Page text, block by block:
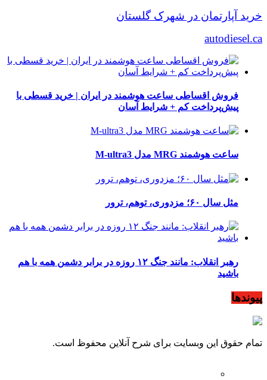
خرید آپارتمان در شهرک گلستان
autodiesel.ca
فروش اقساطی ساعت هوشمند در ایران | خرید قسطی با
پیش‌پرداخت کم + شرایط آسان
ساعت هوشمند MRG مدل M-ultra3
مثل سال ۶۰؛ مزدوری، توهم، ترور
رهبر انقلاب: مانند جنگ ۱۲ روزه در برابر دشمن همه با هم
باشید
پیوندها
تمام حقوق این وبسایت برای شرح آنلاین محفوظ است.